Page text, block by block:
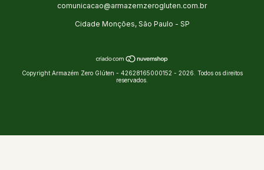
comunicacao@armazemzerogluten.com.br
Cidade Monções, São Paulo - SP
Copyright Armazém Zero Glúten - 42628165000152 - 2026. Todos os direitos
reservados.